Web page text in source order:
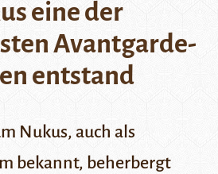
eine der
Avantgarde-
entstand
Nukus, auch als
bekannt, beherbergt